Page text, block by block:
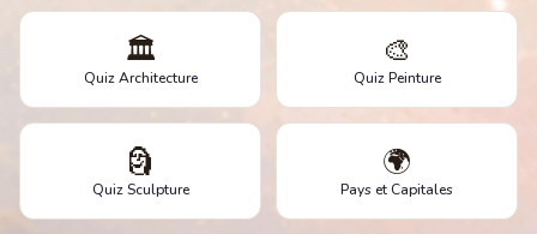
🏛️
Quiz Architecture
🎨
Quiz Peinture
🗿
Quiz Sculpture
🌍
Pays et Capitales